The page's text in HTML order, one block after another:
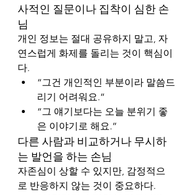
사적인 질문이나 집착이 심한 손
님
개인 정보는 절대 공유하지 말고, 자
연스럽게 화제를 돌리는 것이 핵심이
다.
“그건 개인적인 부분이라 말씀드
리기 어려워요.”
“그 얘기보다는 오늘 분위기 좋
은 이야기로 해요.”
다른 사람과 비교하거나 무시하
는 발언을 하는 손님
자존심이 상할 수 있지만, 감정적으
로 반응하지 않는 것이 중요하다.